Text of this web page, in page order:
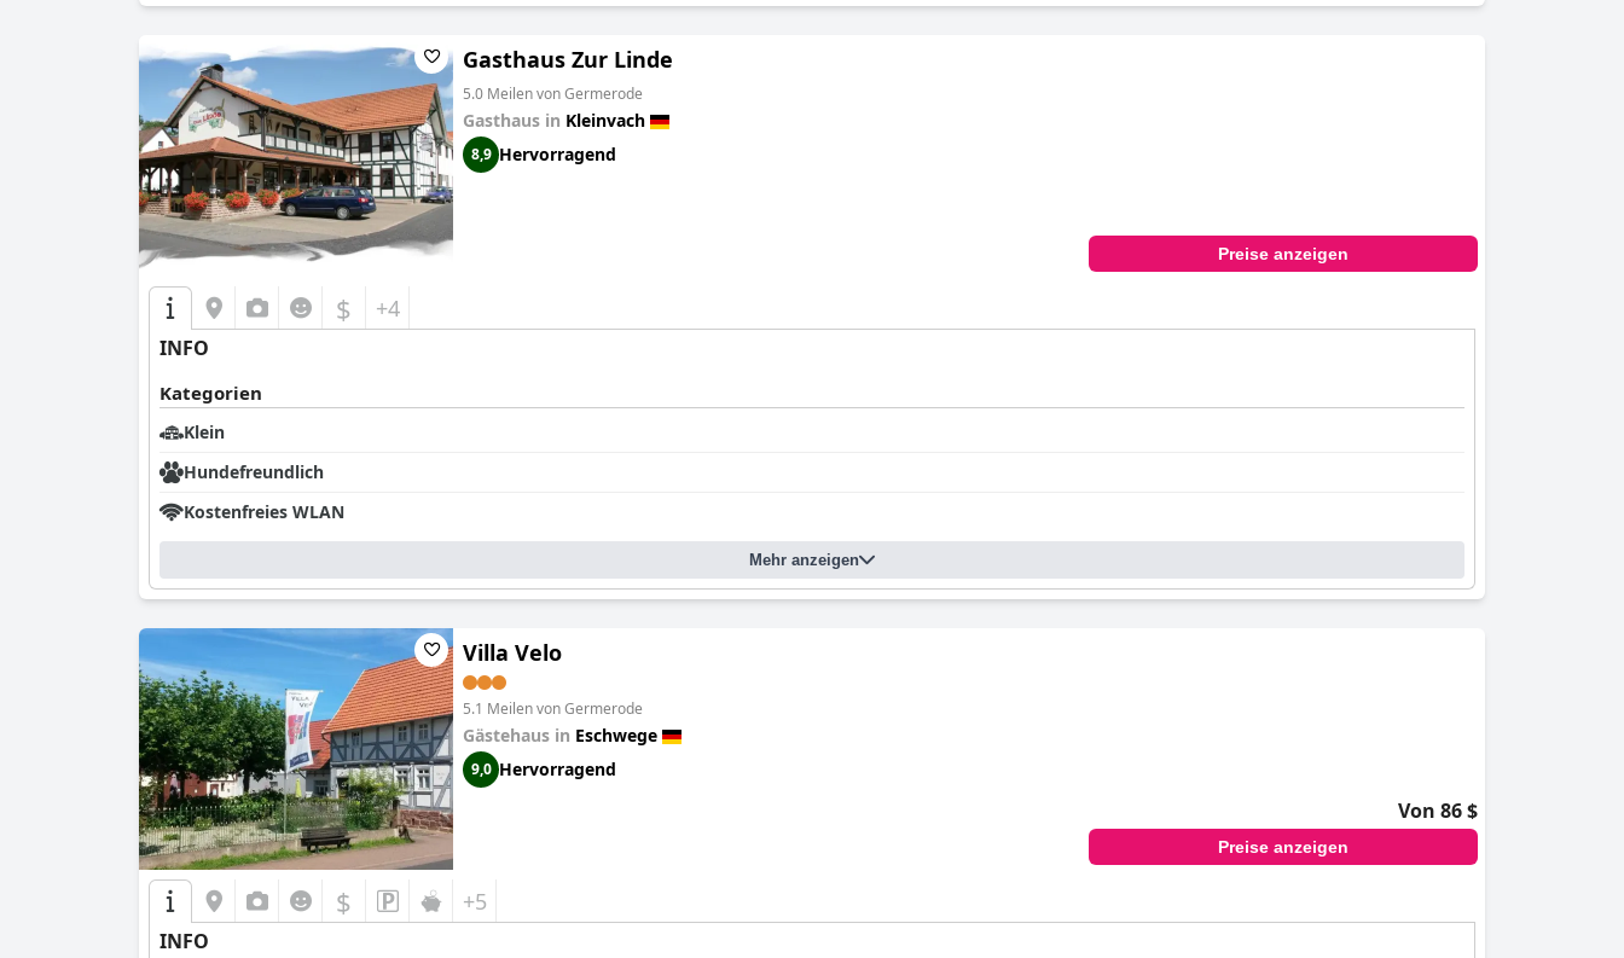
Gasthaus Zur Linde
5.0 Meilen von Germerode
Gasthaus in Kleinvach
8,9 Hervorragend
Preise anzeigen
$ +4
INFO
Kategorien
Klein
Hundefreundlich
Kostenfreies WLAN
Mehr anzeigen
Villa Velo
5.1 Meilen von Germerode
Gästehaus in Eschwege
9,0 Hervorragend
Von 86 $
Preise anzeigen
$ +5
INFO